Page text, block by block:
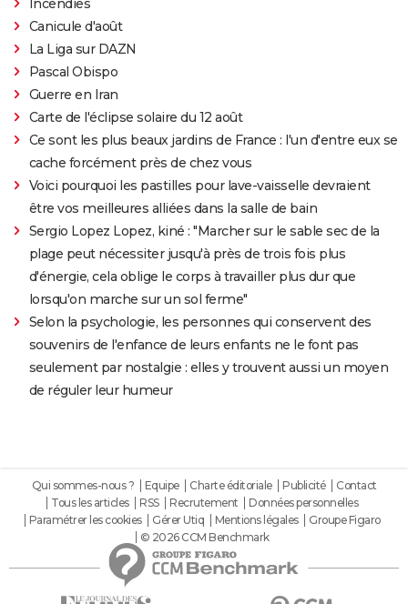
Canicule d'août
La Liga sur DAZN
Pascal Obispo
Guerre en Iran
Carte de l'éclipse solaire du 12 août
Ce sont les plus beaux jardins de France : l'un d'entre eux se
cache forcément près de chez vous
Voici pourquoi les pastilles pour lave-vaisselle devraient
être vos meilleures alliées dans la salle de bain
Sergio Lopez Lopez, kiné : "Marcher sur le sable sec de la
plage peut nécessiter jusqu'à près de trois fois plus
d'énergie, cela oblige le corps à travailler plus dur que
lorsqu'on marche sur un sol ferme"
Selon la psychologie, les personnes qui conservent des
souvenirs de l'enfance de leurs enfants ne le font pas
seulement par nostalgie : elles y trouvent aussi un moyen
de réguler leur humeur
Qui sommes-nous ? Equipe Charte éditoriale Publicité
Contact
Tous les articles
RSS Recrutement
Données personnelles
Paramétrer les cookies
Gérer Utiq Mentions légales
Groupe Figaro
© 2026 CCM Benchmark